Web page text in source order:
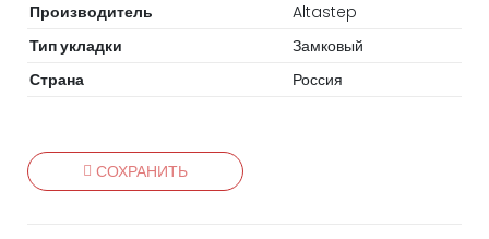
Производитель
Altastep
Тип укладки
Замковый
Страна
Россия
СОХРАНИТЬ